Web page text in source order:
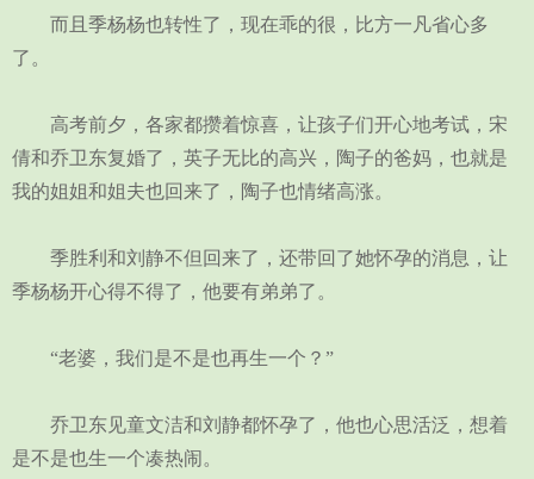
而且季杨杨也转性了，现在乖的很，比方一凡省心多
了。
高考前夕，各家都攒着惊喜，让孩子们开心地考试，宋
倩和乔卫东复婚了，英子无比的高兴，陶子的爸妈，也就是
我的姐姐和姐夫也回来了，陶子也情绪高涨。
季胜利和刘静不但回来了，还带回了她怀孕的消息，让
季杨杨开心得不得了，他要有弟弟了。
“老婆，我们是不是也再生一个？”
乔卫东见童文洁和刘静都怀孕了，他也心思活泛，想着
是不是也生一个凑热闹。